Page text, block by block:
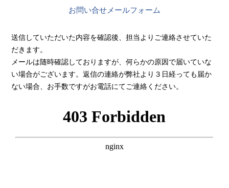
お問い合せメールフォーム
送信していただいた内容を確認後、担当よりご連絡させていた
だきます。
メールは随時確認しておりますが、何らかの原因で届いていな
い場合がございます。返信の連絡が弊社より３日経っても届か
ない場合、お手数ですがお電話にてご連絡ください。